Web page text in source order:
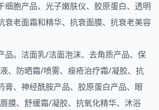
细胞产品、光子嫩肤仪、胶原蛋白、透明
衰老面霜和精华、抗衰面膜、抗衰老美容
品。洁面乳/洁面泡沫、去角质产品、保
、防晒霜/喷雾、痤疮治疗霜/凝胶、抗
膏、神经酰胺产品、胶原蛋白产品、眼
膜、舒缓霜/凝胶、抗氧化精华、沐浴